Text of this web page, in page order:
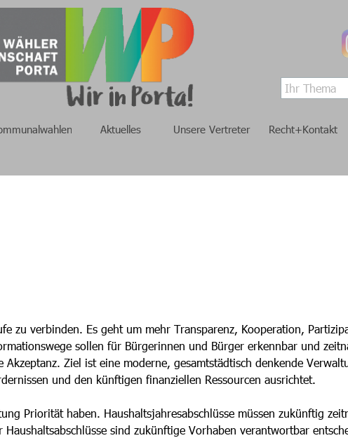
Aktuelles Unsere Vertreter Recht+Kontakt
zu verbinden. Es geht um mehr Transparenz, Kooperation,
sollen für Bürgerinnen und Bürger erkennbar und
Ziel ist eine moderne, gesamtstädtisch denkende
und den künftigen finanziellen Ressourcen ausrichtet.
Priorität haben. Haushaltsjahresabschlüsse müssen zukünftig
sind zukünftige Vorhaben verantwortbar